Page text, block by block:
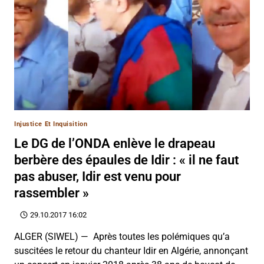
Injustice Et Inquisition
Le DG de l’ONDA enlève le drapeau
berbère des épaules de Idir : « il ne faut
pas abuser, Idir est venu pour
rassembler »
29.10.2017 16:02
ALGER (SIWEL) — Après toutes les polémiques qu’a
suscitées le retour du chanteur Idir en Algérie, annonçant